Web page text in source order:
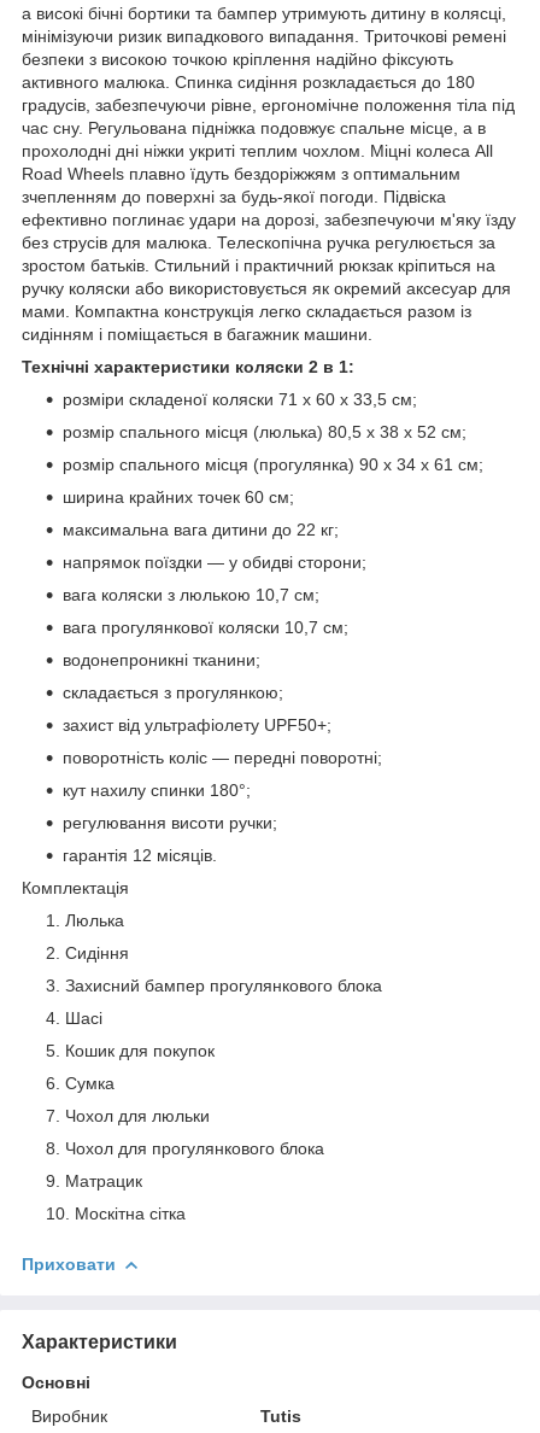
а високі бічні бортики та бампер утримують дитину в колясці,
мінімізуючи ризик випадкового випадання. Триточкові ремені
безпеки з високою точкою кріплення надійно фіксують
активного малюка. Спинка сидіння розкладається до 180
градусів, забезпечуючи рівне, ергономічне положення тіла під
час сну. Регульована підніжка подовжує спальне місце, а в
прохолодні дні ніжки укриті теплим чохлом. Міцні колеса All
Road Wheels плавно їдуть бездоріжжям з оптимальним
зчепленням до поверхні за будь-якої погоди. Підвіска
ефективно поглинає удари на дорозі, забезпечуючи м'яку їзду
без струсів для малюка. Телескопічна ручка регулюється за
зростом батьків. Стильний і практичний рюкзак кріпиться на
ручку коляски або використовується як окремий аксесуар для
мами. Компактна конструкція легко складається разом із
сидінням і поміщається в багажник машини.
Технічні характеристики коляски 2 в 1:
розміри складеної коляски 71 x 60 x 33,5 см;
розмір спального місця (люлька) 80,5 x 38 x 52 см;
розмір спального місця (прогулянка) 90 x 34 x 61 см;
ширина крайних точек 60 см;
максимальна вага дитини до 22 кг;
напрямок поїздки — у обидві сторони;
вага коляски з люлькою 10,7 см;
вага прогулянкової коляски 10,7 см;
водонепроникні тканини;
складається з прогулянкою;
захист від ультрафіолету UPF50+;
поворотність коліс — передні поворотні;
кут нахилу спинки 180°;
регулювання висоти ручки;
гарантія 12 місяців.
Комплектація
Люлька
Сидіння
Захисний бампер прогулянкового блока
Шасі
Кошик для покупок
Сумка
Чохол для люльки
Чохол для прогулянкового блока
Матрацик
Москітна сітка
Приховати
Характеристики
Основні
Виробник
Tutis